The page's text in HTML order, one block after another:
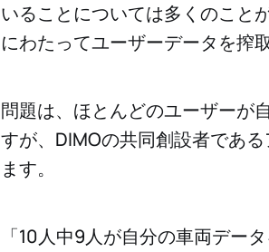
いることについては多くのこと
にわたってユーザーデータを搾
問題は、ほとんどのユーザーが
すが、DIMOの共同創設者であ
ます。
「10人中9人が自分の車両デー